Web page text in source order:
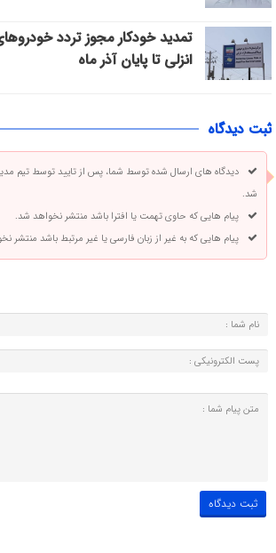
تمدید خودکار مجوز تردد
انزلی تا پایان آذر ماه
ثبت دیدگاه
دیدگاه های ارسال شده توسط شما، پس از تایید توسط تیم
شد.
پیام هایی که حاوی تهمت یا افترا باشد منتشر نخواهد شد.
پیام هایی که به غیر از زبان فارسی یا غیر مرتبط باشد منتشر